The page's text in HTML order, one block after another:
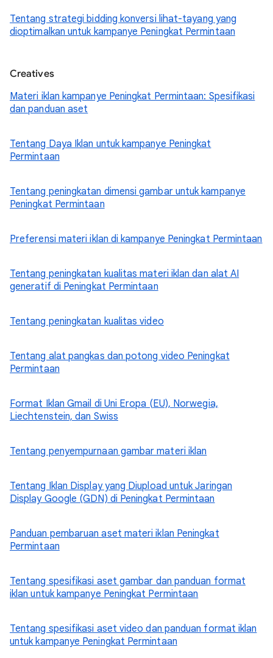
Tentang strategi bidding konversi lihat-tayang yang
dioptimalkan untuk kampanye Peningkat Permintaan
Creatives
Materi iklan kampanye Peningkat Permintaan: Spesifikasi
dan panduan aset
Tentang Daya Iklan untuk kampanye Peningkat
Permintaan
Tentang peningkatan dimensi gambar untuk kampanye
Peningkat Permintaan
Preferensi materi iklan di kampanye Peningkat Permintaan
Tentang peningkatan kualitas materi iklan dan alat AI
generatif di Peningkat Permintaan
Tentang peningkatan kualitas video
Tentang alat pangkas dan potong video Peningkat
Permintaan
Format Iklan Gmail di Uni Eropa (EU), Norwegia,
Liechtenstein, dan Swiss
Tentang penyempurnaan gambar materi iklan
Tentang Iklan Display yang Diupload untuk Jaringan
Display Google (GDN) di Peningkat Permintaan
Panduan pembaruan aset materi iklan Peningkat
Permintaan
Tentang spesifikasi aset gambar dan panduan format
iklan untuk kampanye Peningkat Permintaan
Tentang spesifikasi aset video dan panduan format iklan
untuk kampanye Peningkat Permintaan